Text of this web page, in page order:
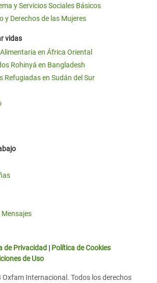
y Servicios Sociales Básicos
y Derechos de las Mujeres
vidas
en África Oriental
Rohinyá en Bangladesh
Refugiadas en Sudán del Sur
de Privacidad | Política de Cookies
de Uso
Internacional. Todos los derechos